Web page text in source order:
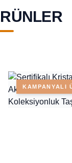
KAMPANYALI